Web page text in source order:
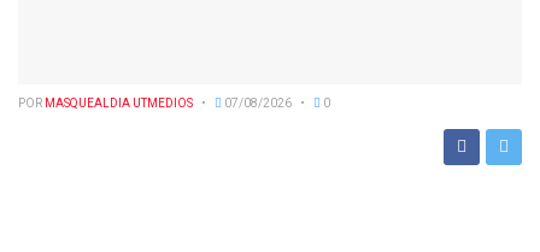
POR MASQUEALDIA UTMEDIOS 07/08/2026 0